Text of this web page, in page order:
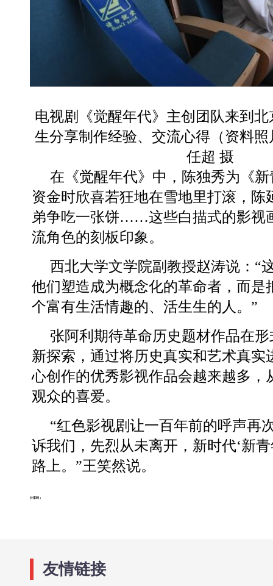
电视剧《觉醒年代》主创团队来到
生分享制作经验、交流心得（资料
任超 摄
在《觉醒年代》中，陈独秀为《
资金时欣喜若狂地在雪地里打滚，陈
弟争吃一张饼……这些白描式的影视
流角色的刻板印象。
西北大学文学院副教授赵涛说：“
他们塑造成为概念化的革命者，而是
个富有生活情趣的、活生生的人。”
张阿利期待革命历史题材作品在
新探索，通过将历史真实和艺术真实
心创作的优秀影视作品会越来越多，
观众的喜爱。
“红色影视剧让一百年前的呼声再
诉我们，先烈从未离开，新时代‘新
路上。”王笑然说。
分享到：
友情链接